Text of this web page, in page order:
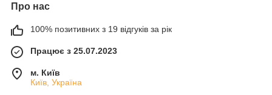
Про нас
100% позитивних з 19 відгуків за рік
Працює з 25.07.2023
м. Київ
Київ, Україна